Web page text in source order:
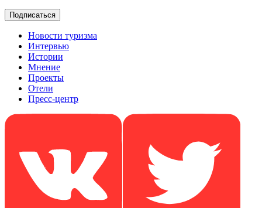
Новости туризма
Интервью
Истории
Мнение
Проекты
Отели
Пресс-центр